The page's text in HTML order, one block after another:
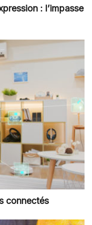
: l’impasse
connectés